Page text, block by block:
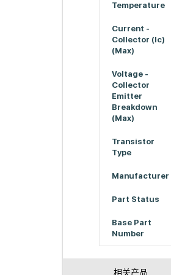
Temperature
Current -
Collector (Ic)
(Max)
Voltage -
Collector
Emitter
Breakdown
(Max)
Transistor
Type
Manufacturer
Part Status
Base Part
Number
相关产品